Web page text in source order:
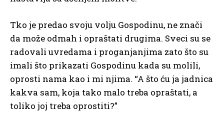
Tko je predao svoju volju Gospodinu, ne znači
da može odmah i opraštati drugima. Sveci su se
radovali uvredama i proganjanjima zato što su
imali što prikazati Gospodinu kada su molili,
oprosti nama kao i mi njima. “A što ću ja jadnica
kakva sam, koja tako malo treba opraštati, a
toliko joj treba oprostiti?”